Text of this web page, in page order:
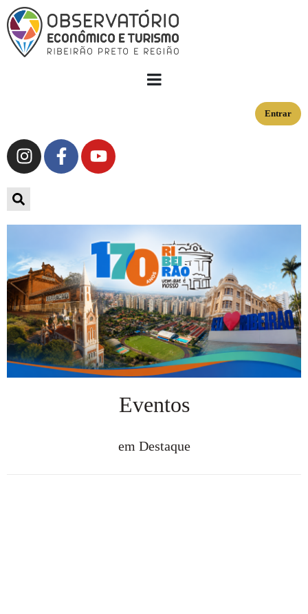
Entrar
Eventos
em Destaque